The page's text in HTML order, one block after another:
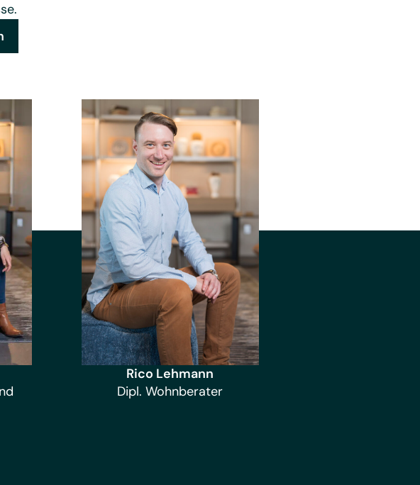
Rico Lehmann
Dipl. Wohnberater